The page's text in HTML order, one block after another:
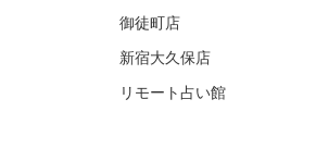
御徒町店
新宿大久保店
リモート占い館